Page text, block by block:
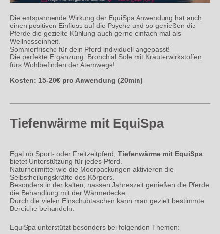
Die entspannende Wirkung der EquiSpa Anwendung hat auch
einen positiven Einfluss auf die Psyche und so genießen die
Pferde die gezielte Kühlung auch gerne einfach mal als
Wellnesseinheit.
Sommerfrische für dein Pferd individuell angepasst!
Die perfekte Ergänzung: Bronchial Sole mit Kräuterwirkstoffen
fürs Wohlbefinden der Atemwege!
Kosten: 15-20€ pro Anwendung (20min)
Tiefenwärme mit EquiSpa
Egal ob Sport- oder Freitzeitpferd, Tiefenwärme mit EquiSpa
bietet Unterstützung für jedes Pferd.
Naturheilmittel wie die Moorpackungen aktivieren die
Selbstheilungskräfte des Körpers.
Besonders in der kalten, nassen Jahreszeit genießen die Pferde
die Behandlung mit der Wärmedecke.
Durch die vielen Einschubtaschen kann man gezielt bestimmte
Bereiche behandeln.
EquiSpa unterstützt besonders bei folgenden Themen: